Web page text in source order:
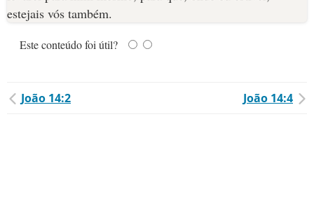
Este conteúdo foi útil?
João 14:2 João 14:4